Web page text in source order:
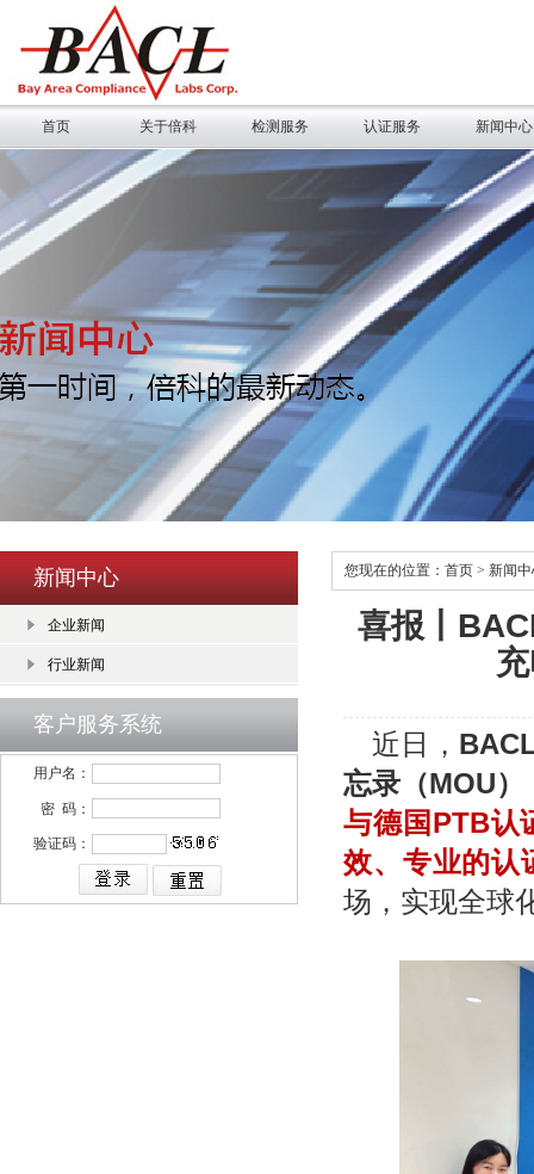
首页 关于倍科 检测服务 认证服务 新闻中心
新闻中心
企业新闻
行业新闻
客户服务系统
用户名：
密 码：
验证码：
您现在的位置： 首页 > 新闻
喜报丨
近日，
忘录（MOU）
与德国PTB认
效、专业的认
场，实现全球